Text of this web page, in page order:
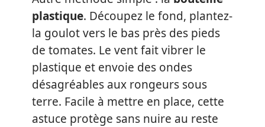
plastique. Découpez le fond, plantez-
la goulot vers le bas près des pieds
de tomates. Le vent fait vibrer le
plastique et envoie des ondes
désagréables aux rongeurs sous
terre. Facile à mettre en place, cette
astuce protège sans nuire au reste